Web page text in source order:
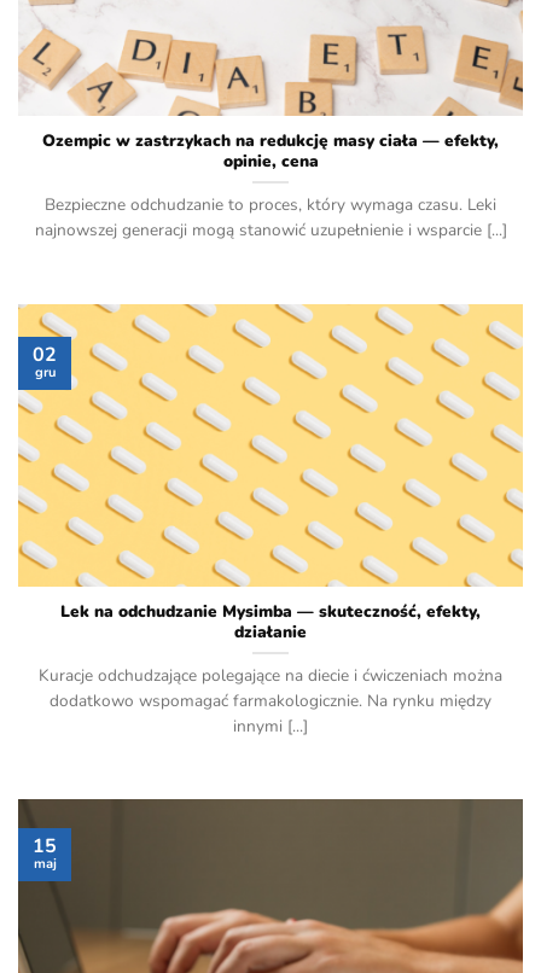
Ozempic w zastrzykach na redukcję masy ciała — efekty,
opinie, cena
Bezpieczne odchudzanie to proces, który wymaga czasu. Leki
najnowszej generacji mogą stanowić uzupełnienie i wsparcie [...]
Lek na odchudzanie Mysimba — skuteczność, efekty,
działanie
Kuracje odchudzające polegające na diecie i ćwiczeniach można
dodatkowo wspomagać farmakologicznie. Na rynku między
innymi [...]
02
gru
15
maj